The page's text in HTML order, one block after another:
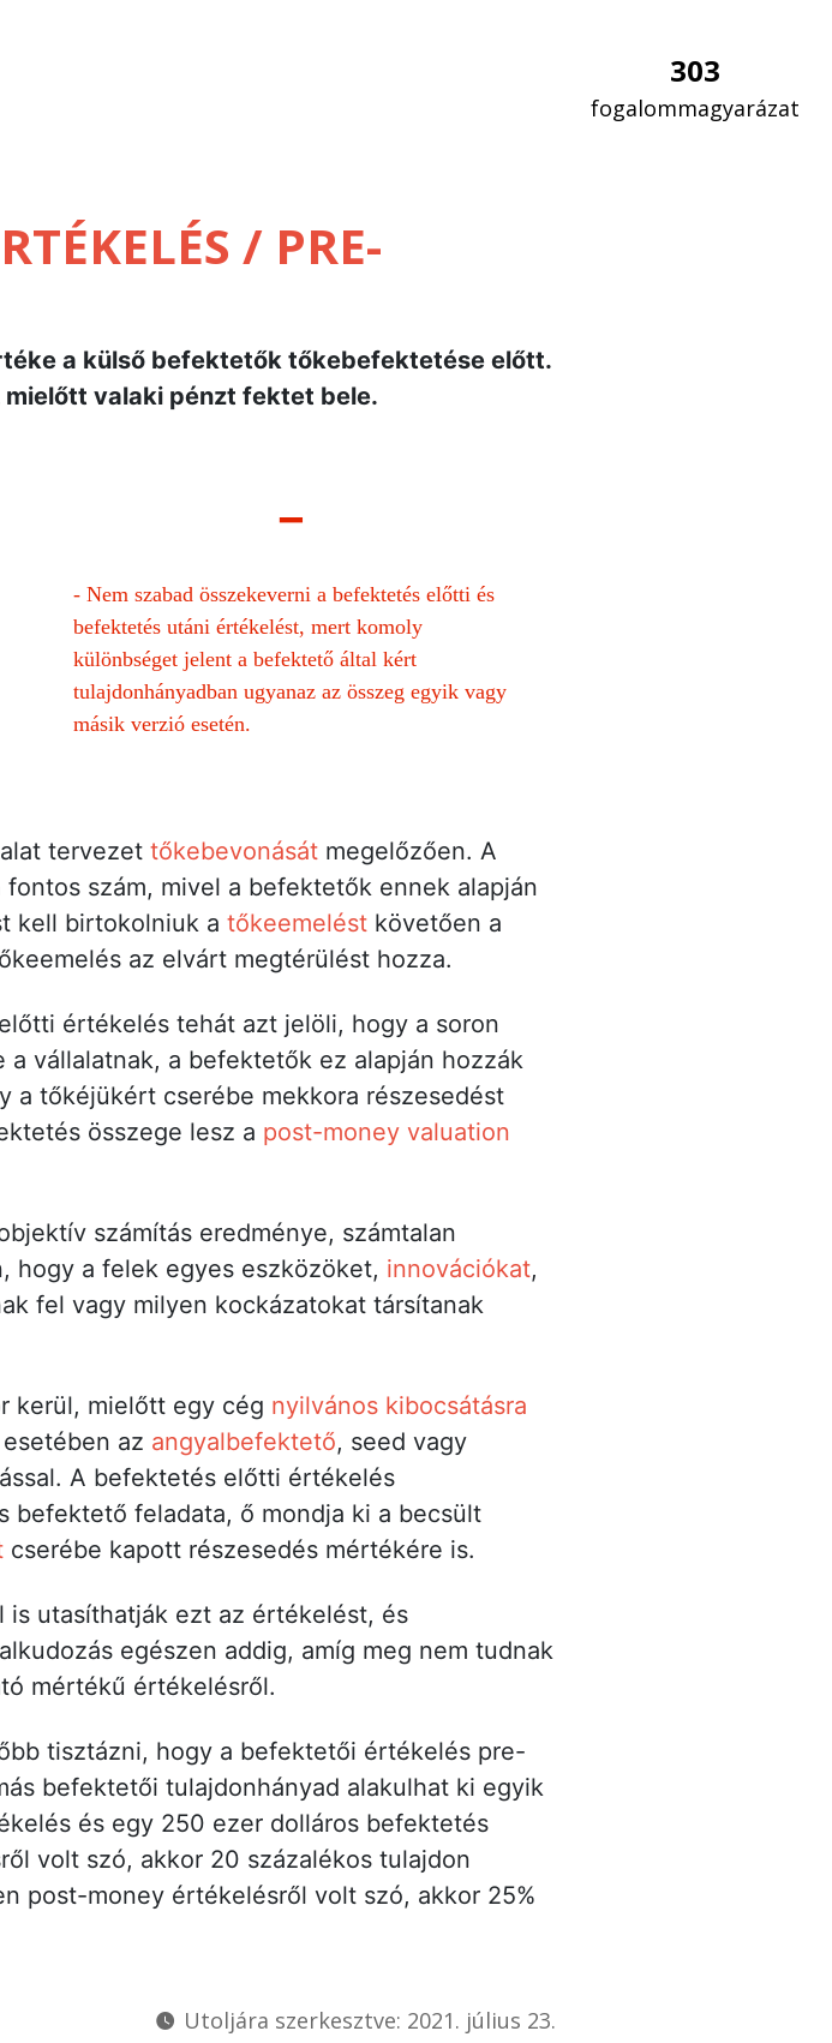
303
fogalommagyarázat
/ PRE-
a külső befektetők tőkebefektetése előtt.
mielőtt valaki pénzt fektet bele.
–
- Nem szabad összekeverni a befektetés előtti és
befektetés utáni értékelést, mert komoly
különbséget jelent a befektető által kért
tulajdonhányadban ugyanaz az összeg egyik vagy
másik verzió esetén.
tervezet tőkebevonásátmegelőzően. A
szám, mivel a befektetők ennek alapján
kell birtokolniuk a tőkeemeléstkövetően a
az elvárt megtérülést hozza.
értékelés tehát azt jelöli, hogy a soron
vállalatnak, a befektetők ez alapján hozzák
tőkéjükért cserébe mekkora részesedést
összege lesz a post-money valuation
számítás eredménye, számtalan
hogy a felek egyes eszközöket, innovációkat,
fel vagy milyen kockázatokat társítanak
kerül, mielőtt egy cég nyilvános kibocsátásra
esetében az angyalbefektető, seed vagy
A befektetés előtti értékelés
befektető feladata, ő mondja ki a becsült
cserébe kapott részesedés mértékére is.
utasíthatják ezt az értékelést, és
egészen addig, amíg meg nem tudnak
mértékű értékelésről.
tisztázni, hogy a befektetői értékelés pre-
befektetői tulajdonhányad alakulhat ki egyik
és egy 250 ezer dolláros befektetés
volt szó, akkor 20 százalékos tulajdon
post-money értékelésről volt szó, akkor 25%
Utoljára szerkesztve: 2021. július 23.